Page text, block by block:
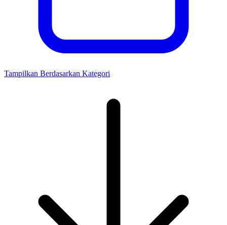
Tampilkan Berdasarkan Kategori